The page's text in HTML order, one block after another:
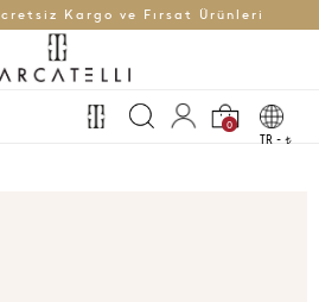
Kargo ve Fırsat Ürünleri
0
TR - t